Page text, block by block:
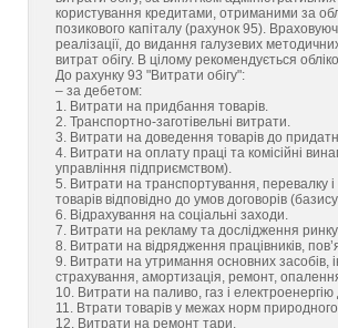
користування кредитами, отриманими за
позикового капіталу (рахунок 95).
реалізації, до видання галузевих
витрат обігу. В цілому рекомендується
До рахунку 93 "Витрати обігу":
– за дебетом:
1. Витрати на придбання товарів.
2. Транспортно-заготівельні витрати.
3. Витрати на доведення товарів до
4. Витрати на оплату праці та комісійні
управління підприємством).
5. Витрати на транспортування, перевалку і
товарів відповідно до умов договорів
6. Відрахування на соціальні заходи.
7. Витрати на рекламу та дослідження
8. Витрати на відрядження працівників,
9. Витрати на утримання основних засобів,
страхування, амортизація, ремонт,
10. Витрати на паливо, газ і
11. Втрати товарів у межах норм природного
12. Витрати на ремонт тари.